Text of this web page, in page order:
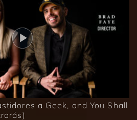
a Geek, and You Shall